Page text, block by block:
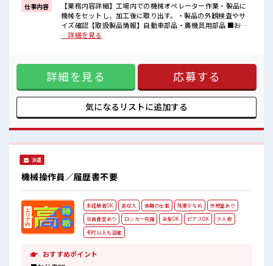
■職場の雰囲気
≪20代の方が多数活躍中の職場≫
休憩時間にゆっくりできるスペース完備！
残業がしっかりあるお仕事！
仕事内容
【業務内容詳細】工場内での機械オペレーター作業・製品に
機械をセットし、加工後に取り出す。・製品の外観検査やサ
イズ確認【取扱製品情報】自動車部品・農機具用部品 ■お仕
事PR ≪残業で稼げる≫ 高収入を希望される方にオススメ。 残
≫ 新しいことにチャレンジするのは不安だけど、 しっかり働
く環境が整っています！ イチからスキルUP・ステップUP目
指していきましょう！ ≪自分に向いている仕事が探せる≫ 困
った事などがあれば、 担当がしっかりサポートします！ ■職
場の雰囲気 ≪20代の方が多数活躍中の職場≫ 休憩時間にゆっ
くりできるスペース完備！ 持ち物が多いあなたにもぴったり
…詳細を見る
詳細を見る 応募する
気になるリストに追加する
派遣
機械操作員／履歴書不要
未経験者OK 高収入 長期の仕事 残業少なめ
休憩室あり
社員食堂あり
ロッカー完備 染髪OK ピアスOK
少人数
40代以上も活躍
おすすめポイント